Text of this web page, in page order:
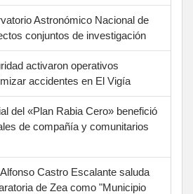
Astronómico Nacional de
conjuntos de investigación
activaron operativos
accidentes en El Vigía
del «Plan Rabia Cero» benefició
de compañía y comunitarios
Castro Escalante saluda
de Zea como "Municipio